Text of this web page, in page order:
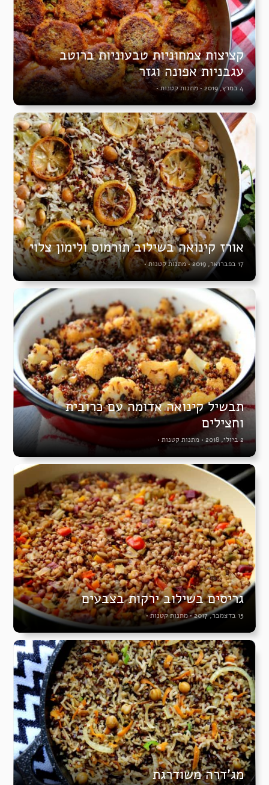
קציצות צמחוניות טבעוניות ברוטב
עגבניות אפונה וגזר
4 במרץ, 2019 •מתנות קטנות •
אורז קינואה בשילוב תורמוס ולימון צלוי
17 בפברואר, 2019 •מתנות קטנות •
תבשיל קינואה אדומה עם כרובית
וחצילים
2 ביולי, 2018 • מתנות קטנות •
גריסים בשילוב ירקות בצבעים
15 בדצמבר, 2017 •מתנות קטנות•
מג’דרה משודרגת